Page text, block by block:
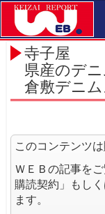
寺子屋
県産のデ
倉敷デニ
このコンテンツ
ＷＥＢの記事を
購読契約」もし
ます。